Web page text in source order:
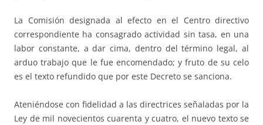
La Comisión designada al efecto en el Centro directivo
correspondiente ha consagrado actividad sin tasa, en una
labor constante, a dar cima, dentro del término legal, al
arduo trabajo que le fue encomendado; y fruto de su celo
es el texto refundido que por este Decreto se sanciona.
Ateniéndose con fidelidad a las directrices señaladas por la
Ley de mil novecientos cuarenta y cuatro, el nuevo texto se